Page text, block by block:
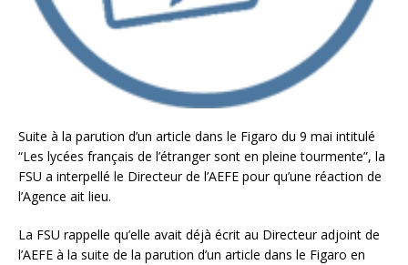
Suite à la parution d’un article dans le Figaro du 9 mai intitulé
“Les lycées français de l’étranger sont en pleine tourmente”, la
FSU a interpellé le Directeur de l’AEFE pour qu’une réaction de
l’Agence ait lieu.
La FSU rappelle qu’elle avait déjà écrit au Directeur adjoint de
l’AEFE à la suite de la parution d’un article dans le Figaro en